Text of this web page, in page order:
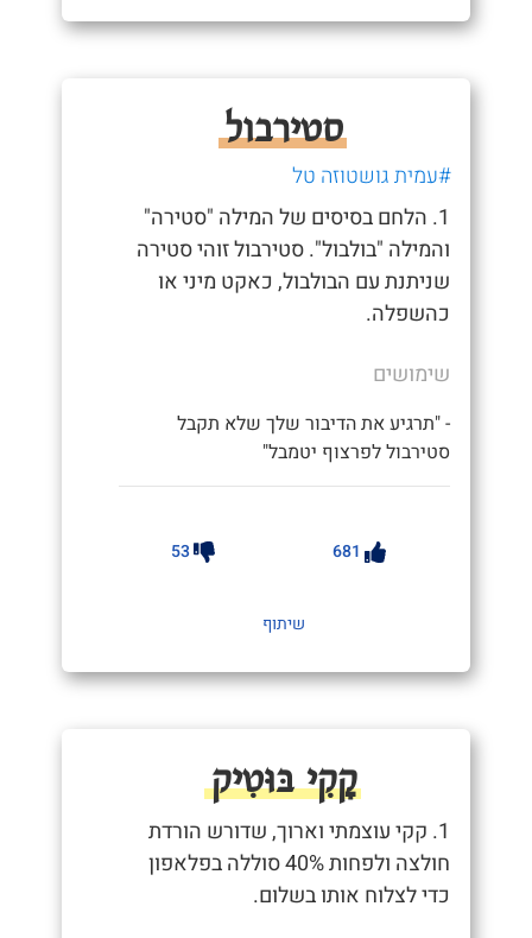
סטירבול
#עמית גושטוזה טל
1. הלחם בסיסים של המילה "סטירה"
והמילה "בולבול". סטירבול זוהי סטירה
שניתנת עם הבולבול, כאקט מיני או
כהשפלה.
שימושים
- "תרגיע את הדיבור שלך שלא תקבל
סטירבול לפרצוף יטמבל"
681
53
שיתוף
קָקִי בּוּטִיק
1. קקי עוצמתי וארוך, שדורש הורדת
חולצה ולפחות 40% סוללה בפלאפון
כדי לצלוח אותו בשלום.